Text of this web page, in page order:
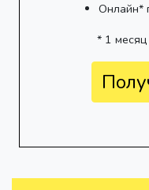
Онлайн*
* 1